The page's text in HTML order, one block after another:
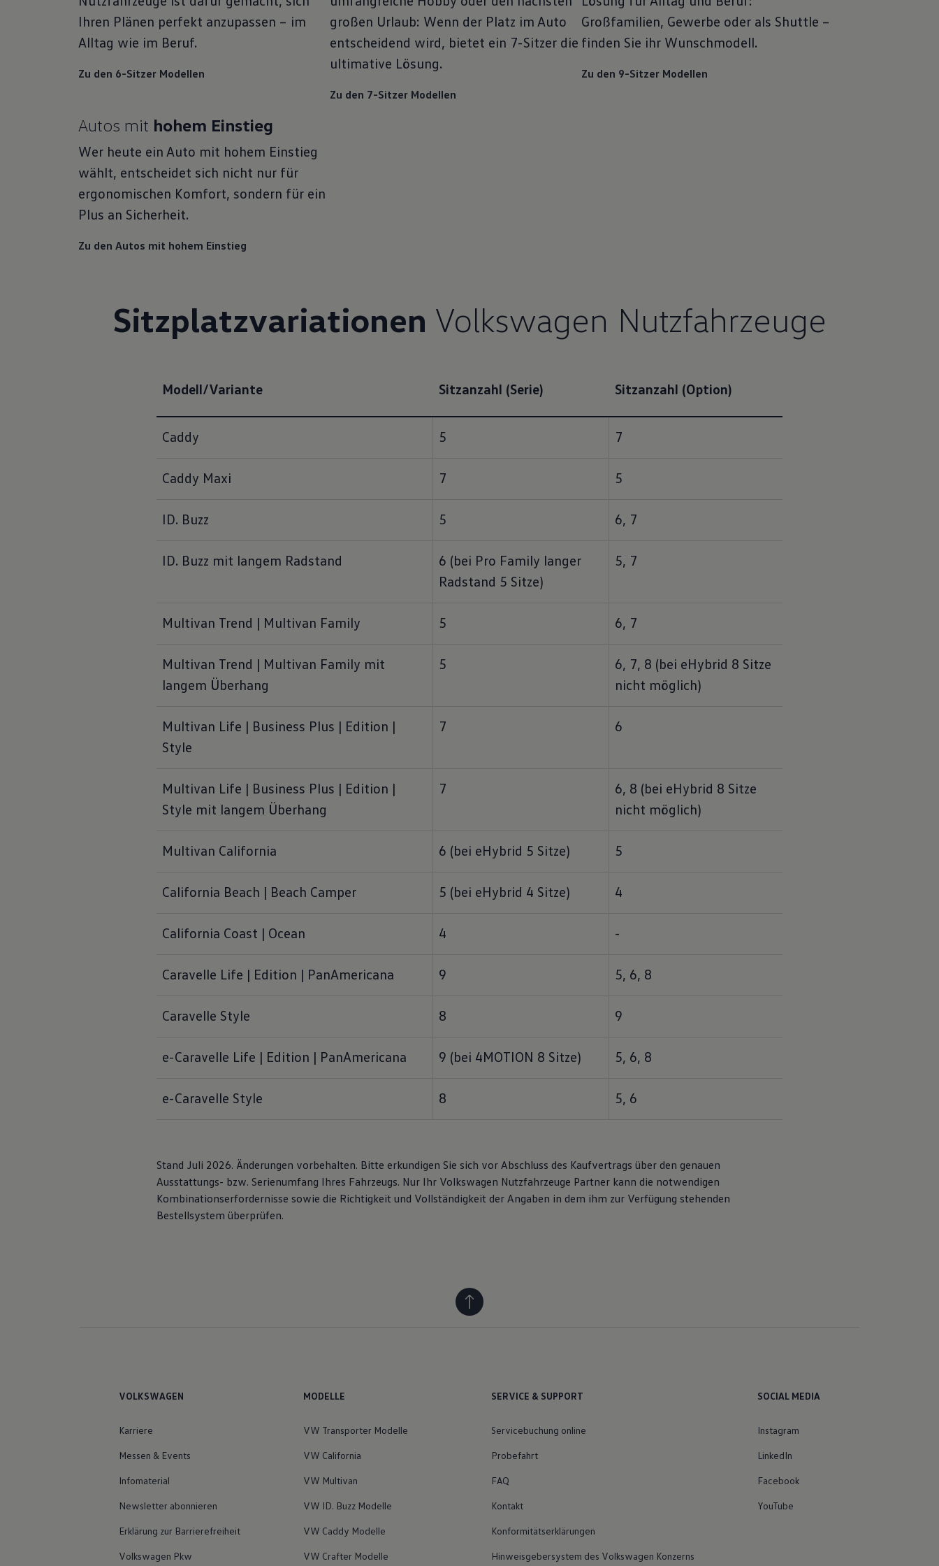
Genug Platz für alle Ihre Mitfahrenden
Ihren Plänen perfekt anzupassen – im
Alltag wie im Beruf.
Zu den 6-Sitzer Modellen
großen Urlaub: Wenn der Platz im Auto
entscheidend wird, bietet ein 7-Sitzer die
ultimative Lösung.
Zu den 7-Sitzer Modellen
Großfamilien, Gewerbe oder als Shuttle –
finden Sie ihr Wunschmodell.
Zu den 9-Sitzer Modellen
Autos mit hohem Einstieg
Wer heute ein Auto mit hohem Einstieg
wählt, entscheidet sich nicht nur für
ergonomischen Komfort, sondern für ein
Plus an Sicherheit.
Zu den Autos mit hohem Einstieg
Sitzplatzvariationen Volkswagen Nutzfahrzeuge
Modell/Variante Sitzanzahl (Serie) Sitzanzahl (Option)
Caddy 5 7
Caddy Maxi 7 5
ID. Buzz 5 6, 7
ID. Buzz mit langem Radstand
6 (bei Pro Family langer
Radstand 5 Sitze)
5, 7
Multivan Trend | Multivan Family 5 6, 7
Multivan Trend | Multivan Family mit
langem Überhang
5
6, 7, 8 (bei eHybrid 8 Sitze
nicht möglich)
Multivan Life | Business Plus | Edition |
Style
7 6
Multivan Life | Business Plus | Edition |
Style mit langem Überhang
7
6, 8 (bei eHybrid 8 Sitze
nicht möglich)
Multivan California 6 (bei eHybrid 5 Sitze) 5
California Beach | Beach Camper 5 (bei eHybrid 4 Sitze) 4
California Coast | Ocean 4 -
Caravelle Life | Edition | PanAmericana 9 5, 6, 8
Caravelle Style 8 9
e-Caravelle Life | Edition | PanAmericana 9 (bei 4MOTION 8 Sitze) 5, 6, 8
e-Caravelle Style 8 5, 6
Stand Juli 2026. Änderungen vorbehalten. Bitte erkundigen Sie sich vor Abschluss des Kaufvertrags über den genauen
Ausstattungs- bzw. Serienumfang Ihres Fahrzeugs. Nur Ihr Volkswagen Nutzfahrzeuge Partner kann die notwendigen
Kombinationserfordernisse sowie die Richtigkeit und Vollständigkeit der Angaben in dem ihm zur Verfügung stehenden
Bestellsystem überprüfen.
VOLKSWAGEN
Karriere
Messen & Events
Infomaterial
Newsletter abonnieren
Erklärung zur Barrierefreiheit
Volkswagen Pkw
MODELLE
VW Transporter Modelle
VW California
VW Multivan
VW ID. Buzz Modelle
VW Caddy Modelle
VW Crafter Modelle
SERVICE & SUPPORT
Servicebuchung online
Probefahrt
FAQ
Kontakt
Konformitätserklärungen
Hinweisgebersystem des Volkswagen Konzerns
SOCIAL MEDIA
Instagram
LinkedIn
Facebook
YouTube